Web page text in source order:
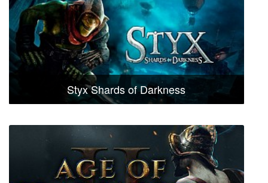
Styx Shards of Darkness